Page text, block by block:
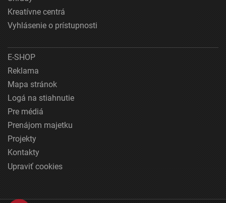
Kreatívne centrá
Vyhlásenie o prístupnosti
E-SHOP
Reklama
Mapa stránok
Logá na stiahnutie
Pre médiá
Prenájom majetku
Projekty
Kontakty
Upraviť cookies